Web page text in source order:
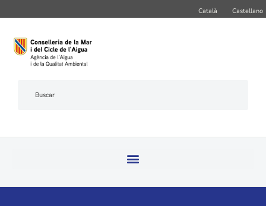
Català Castellano